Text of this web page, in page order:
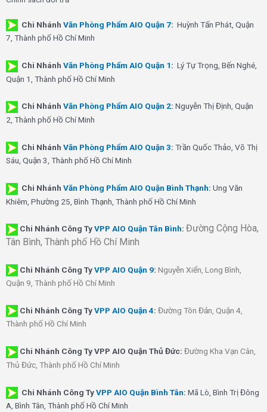
Chi Nhánh Văn Phòng Phẩm AIO Quận 7: Huỳnh Tấn Phát, Quận
7, Thành phố Hồ Chí Minh
Chi Nhánh Văn Phòng Phẩm AIO Quận 1: Lý Tự Trọng, Bến Nghé,
Quận 1, Thành phố Hồ Chí Minh
Chi Nhánh Văn Phòng Phẩm AIO Quận 2: Nguyễn Thị Định, Quận
2, Thành phố Hồ Chí Minh
Chi Nhánh Văn Phòng Phẩm AIO Quận 3: Trần Quốc Thảo, Võ Thị
Sáu, Quận 3, Thành phố Hồ Chí Minh
Chi Nhánh Văn Phòng Phẩm AIO Quận Bình Thạnh: Ung Văn
Khiêm, Phường 25, Bình Thạnh, Thành phố Hồ Chí Minh
Chi Nhánh Công TyVPP AIO Quận Tân Bình: Đường Cộng Hòa,
Tân Bình, Thành phố Hồ Chí Minh
Chi Nhánh Công TyVPP AIO Quận 9: Nguyễn Xiển, Long Bình,
Quận 9, Thành phố Hồ Chí Minh
Chi Nhánh Công TyVPP AIO Quận 4: Đường Tôn Đản, Quận 4,
Thành phố Hồ Chí Minh
Chi Nhánh Công Ty VPP AIO Quận Thủ Đức: Đường Kha Vạn Cân,
Thủ Đức, Thành phố Hồ Chí Minh
Chi Nhánh Công TyVPP AIO Quận Bình Tân: Mã Lò, Bình Trị Đông
A, Bình Tân, Thành phố Hồ Chí Minh